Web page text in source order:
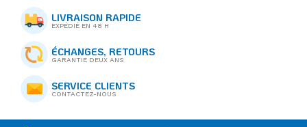
LIVRAISON RAPIDE
EXPÉDIÉ EN 48 H
ÉCHANGES, RETOURS
GARANTIE DEUX ANS
SERVICE CLIENTS
CONTACTEZ-NOUS